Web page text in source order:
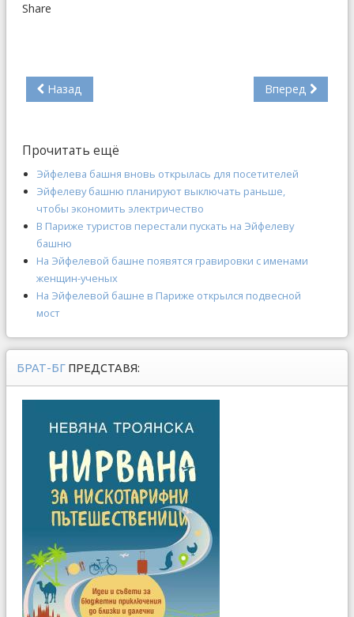
Share
Назад Вперед
Прочитать ещё
Эйфелева башня вновь открылась для посетителей
Эйфелеву башню планируют выключать раньше,
чтобы экономить электричество
В Париже туристов перестали пускать на Эйфелеву
башню
На Эйфелевой башне появятся гравировки с именами
женщин-ученых
На Эйфелевой башне в Париже открылся подвесной
мост
БРАТ-БГ ПРЕДСТАВЯ: